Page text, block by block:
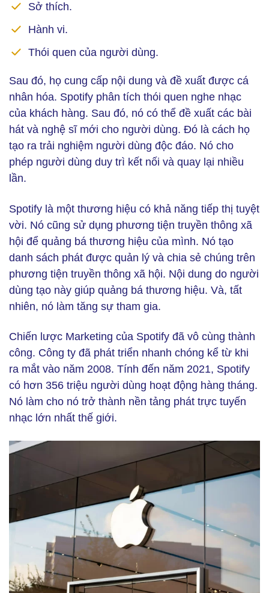
Sở thích.
Hành vi.
Thói quen của người dùng.
Sau đó, họ cung cấp nội dung và đề xuất được cá
nhân hóa. Spotify phân tích thói quen nghe nhạc
của khách hàng. Sau đó, nó có thể đề xuất các bài
hát và nghệ sĩ mới cho người dùng. Đó là cách họ
tạo ra trải nghiệm người dùng độc đáo. Nó cho
phép người dùng duy trì kết nối và quay lại nhiều
lần.
Spotify là một thương hiệu có khả năng tiếp thị tuyệt
vời. Nó cũng sử dụng phương tiện truyền thông xã
hội để quảng bá thương hiệu của mình. Nó tạo
danh sách phát được quản lý và chia sẻ chúng trên
phương tiện truyền thông xã hội. Nội dung do người
dùng tạo này giúp quảng bá thương hiệu. Và, tất
nhiên, nó làm tăng sự tham gia.
Chiến lược Marketing của Spotify đã vô cùng thành
công. Công ty đã phát triển nhanh chóng kể từ khi
ra mắt vào năm 2008. Tính đến năm 2021, Spotify
có hơn 356 triệu người dùng hoạt động hàng tháng.
Nó làm cho nó trở thành nền tảng phát trực tuyến
nhạc lớn nhất thế giới.